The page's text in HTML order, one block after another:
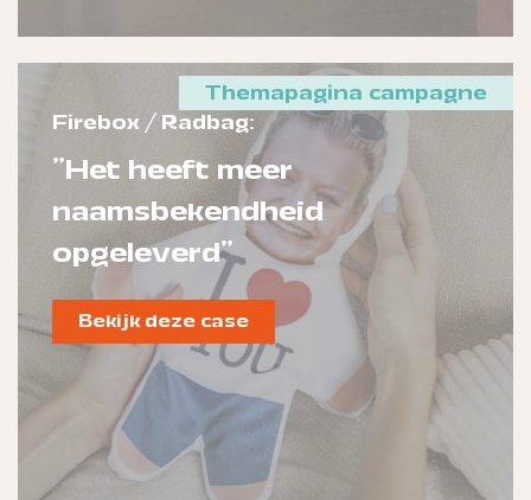
Firebox / Radbag:
"Het heeft meer
naamsbekendheid
opgeleverd"
Bekijk deze case
Themapagina campagne